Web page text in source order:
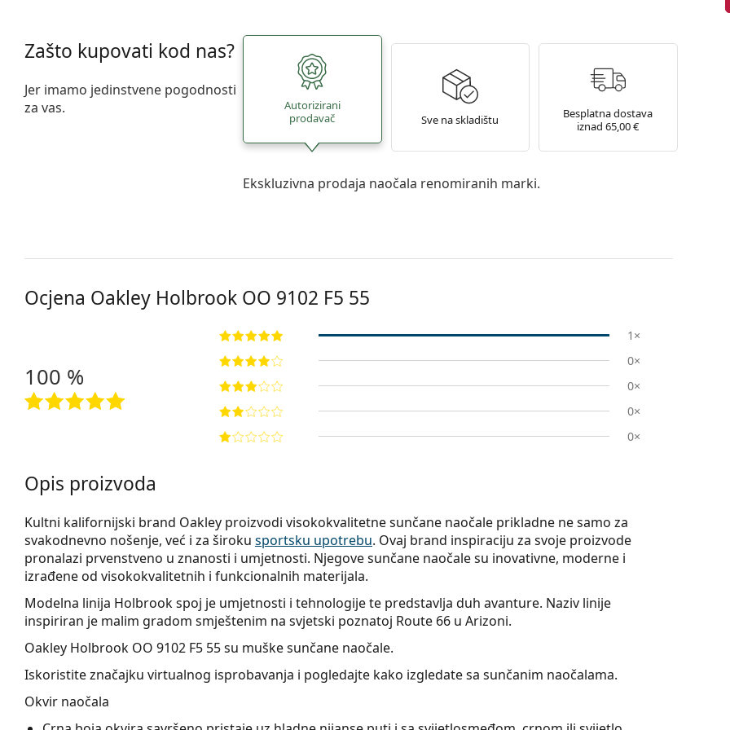
Zašto kupovati kod nas?
Jer imamo jedinstvene pogodnosti
za vas.
Autorizirani
prodavač
Sve na skladištu
Besplatna dostava
iznad 65,00 €
Ekskluzivna prodaja naočala renomiranih marki.
Ocjena Oakley Holbrook OO 9102 F5 55
100 %
1×
0×
0×
0×
0×
Opis proizvoda
Kultni kalifornijski brand Oakley proizvodi visokokvalitetne sunčane naočale prikladne ne samo za
svakodnevno nošenje, već i za široku sportsku upotrebu. Ovaj brand inspiraciju za svoje proizvode
pronalazi prvenstveno u znanosti i umjetnosti. Njegove sunčane naočale su inovativne, moderne i
izrađene od visokokvalitetnih i funkcionalnih materijala.
Modelna linija Holbrook spoj je umjetnosti i tehnologije te predstavlja duh avanture. Naziv linije
inspiriran je malim gradom smještenim na svjetski poznatoj Route 66 u Arizoni.
Oakley Holbrook OO 9102 F5 55su muške sunčane naočale.
Iskoristite značajku virtualnog isprobavanja i pogledajte kako izgledate sa sunčanim naočalama.
Okvir naočala